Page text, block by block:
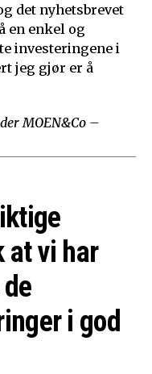
det nyhetsbrevet
en enkel og
investeringene i
jeg gjør er å
MOEN&Co –
at vi har
i god